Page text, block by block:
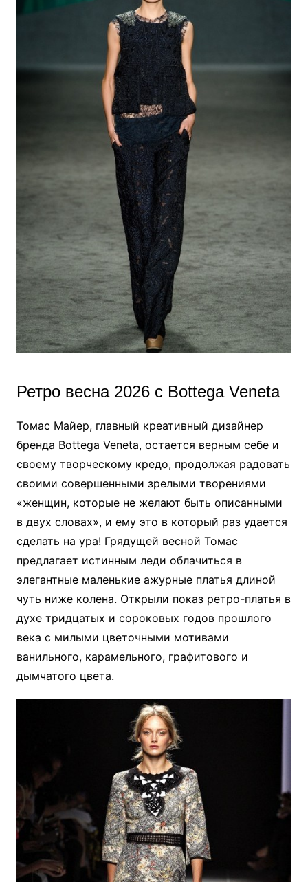
Ретро весна 2026 с Bottega Veneta
Томас Майер, главный креативный дизайнер
бренда Bottega Veneta, остается верным себе и
своему творческому кредо, продолжая радовать
своими совершенными зрелыми творениями
«женщин, которые не желают быть описанными
в двух словах», и ему это в который раз удается
сделать на ура! Грядущей весной Томас
предлагает истинным леди облачиться в
элегантные маленькие ажурные платья длиной
чуть ниже колена. Открыли показ ретро-платья в
духе тридцатых и сороковых годов прошлого
века с милыми цветочными мотивами
ванильного, карамельного, графитового и
дымчатого цвета.